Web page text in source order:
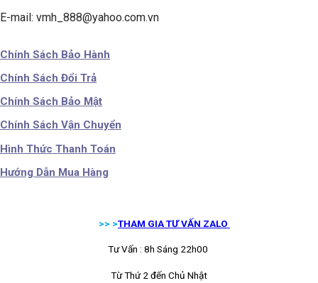
E-mail: vmh_888@yahoo.com.vn
Chính Sách Bảo Hành
Chính Sách Đổi Trả
Chính Sách Bảo Mật
Chính Sách Vận Chuyển
Hình Thức Thanh Toán
Hướng Dẫn Mua Hàng
>> >THAM GIA TƯ VẤN ZALO
Tư Vấn : 8h Sáng 22h00
Từ Thứ 2 đến Chủ Nhật